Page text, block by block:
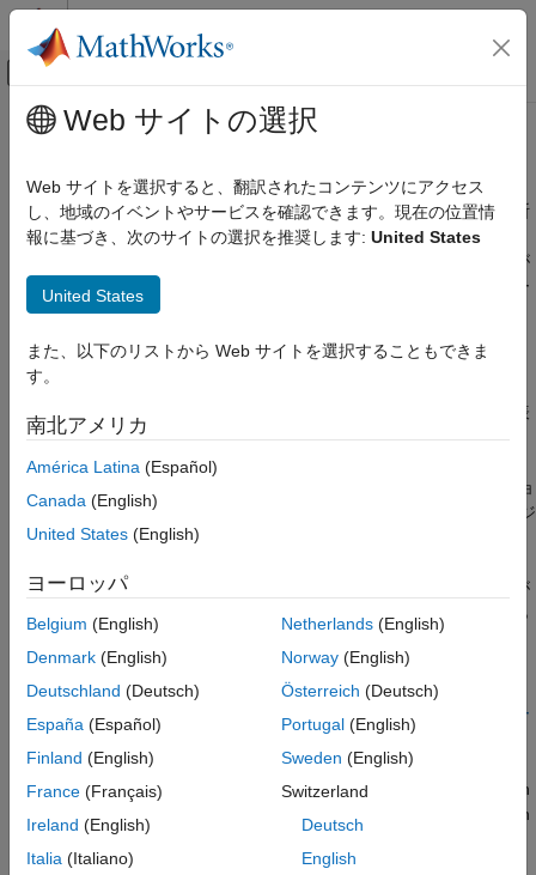
コンテンツへスキップ
オフキャンバス ナビゲーション メ
ドキュメンテーションのホーム
シミュレーション
シミュレーションのテストとデバッグ
Simulink エディターでのシミュレーション
のデバッグ
プログラムによるシミュレーションのデバ
ッグ
診断
メインコンテンツ
診断
モデルの診断の表示、診断チェックの設定とカスタマイズ、診断
ビューアーのレイアウトの説明
では、モデルで Simulink 操作の実行中に特定の条件が
検出された場合、診断メッセージが表示されます。診断メッセー
ジはエラー、情報または警告のカテゴリーで取得されます。
診断メッセージは、プログラムによる操作で発生する場合は
MATLAB
インターフェイスの操作中に発生する場合は診断ビューアーに表
示されます。たとえば、MATLAB コマンド プロンプトから関数
simを使用してモデルをシミュレートする場合、診断メッセージ
はコマンド ウィンドウに表示されます。しかし、シミュレーショ
ンを Simulink ツールストリップから実行すると、診断メッセージ
は診断ビューアーに表示されます。
診断メッセージはカスタマイズできます。また、ソフトウェアが
チェックする条件をカスタマイズしてエラーまたは警告のどちら
かを生成することもできます。
モデルの診断は診断ビューアー ユーザー インターフェイスに表
診断ビューアー
を参照してください。
また特定の信号の条件をチェックするために、Model Verification
ブロックをモデルに追加することもできます。Model Verification
の詳細については、
トされているトピックを参照してください。
Web サイトの選択
Web サイトを選択すると、翻訳されたコンテンツにアクセス
し、地域のイベントやサービスを確認できます。現在の位置情
報に基づき、次のサイトの選択を推奨します: United States
United States
また、以下のリストから Web サイトを選択することもできま
す。
南北アメリカ
América Latina (Español)
Canada (English)
United States (English)
ヨーロッパ
Belgium (English)
Denmark (English)
Deutschland (Deutsch)
España (Español)
Finland (English)
France (Français)
Ireland (English)
Italia (Italiano)
Netherlands(English)
Norway(English)
Österreich (Deutsch)
Portugal(English)
Sweden (English)
Switzerland
Deutsch
English